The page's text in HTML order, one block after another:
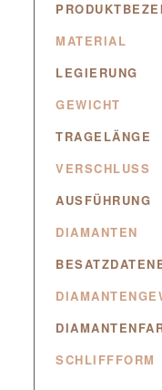
MATERIAL
LEGIERUNG
GEWICHT
TRAGELÄNGE
VERSCHLUSS
AUSFÜHRUNG
DIAMANTEN
SCHLIFFFORM